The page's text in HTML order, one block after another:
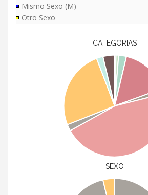
Mismo Sexo (M)
Otro Sexo
CATEGORIAS
SEXO